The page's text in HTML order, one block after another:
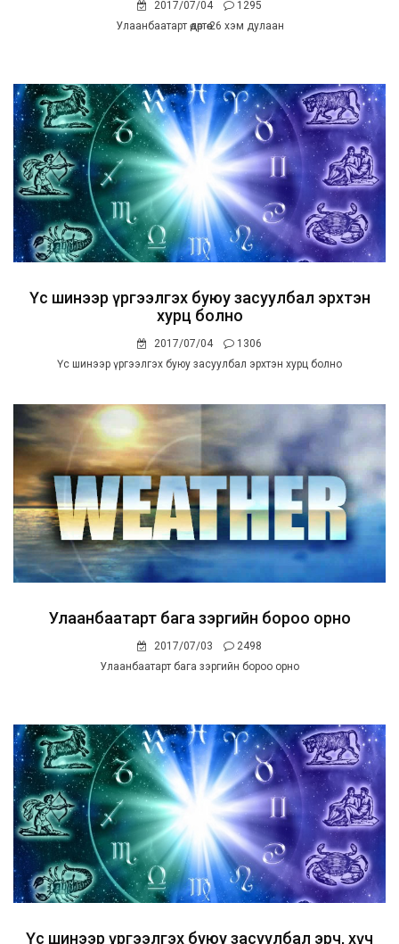
2017/07/04
1295
Улаанбаатарт өдөртөө 26 хэм дулаан
Үс шинээр үргээлгэх буюу засуулбал эрхтэн
хурц болно
2017/07/04
1306
Үс шинээр үргээлгэх буюу засуулбал эрхтэн хурц болно
Улаанбаатарт бага зэргийн бороо орно
2017/07/03
2498
Улаанбаатарт бага зэргийн бороо орно
Үс шинээр үргээлгэх буюу засуулбал эрч, хүч